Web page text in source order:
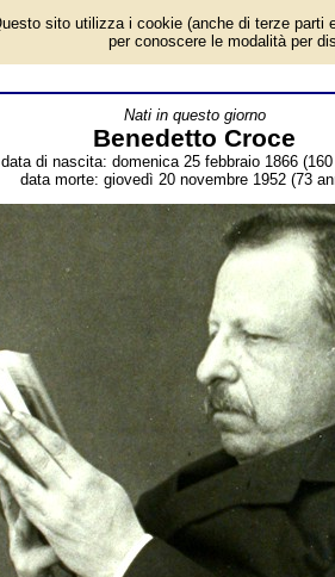
Croce - Almanacco
foto, qual è la data di nascita, dove è nato,
e scrittore italiano. Breve biografia.
Nati in questo giorno
Benedetto Croce
data di nascita: domenica 25 febbraio 1866
data morte: giovedì 20 novembre 1952 (73
sito utilizza i cookie (anche di terze parti
per conoscere le modalità per